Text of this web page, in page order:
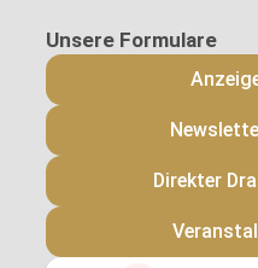
Direkter